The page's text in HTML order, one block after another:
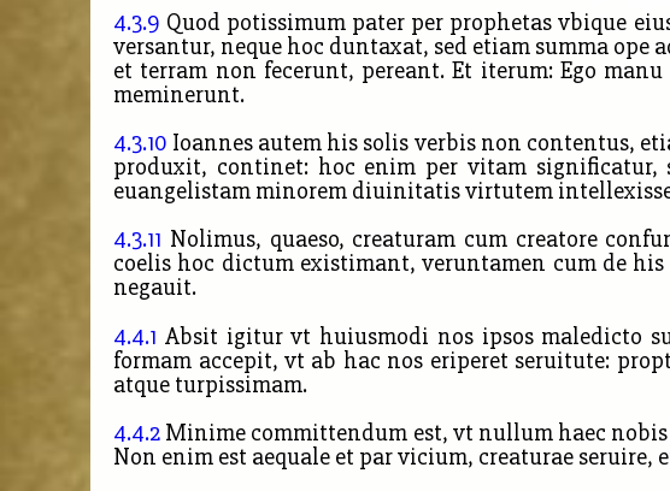
4.3.9 Quod potissimum pater per prophetas vbique
versantur, neque hoc duntaxat, sed etiam summa
et terram non fecerunt, pereant. Et iterum: Ego
meminerunt.
4.3.10 Ioannes autem his solis verbis non contentus,
produxit, continet: hoc enim per vitam
euangelistam minorem diuinitatis virtutem
4.3.11 Nolimus, quaeso, creaturam cum creatore
coelis hoc dictum existimant, veruntamen cum de
negauit.
4.4.1 Absit igitur vt huiusmodi nos ipsos maledicto
formam accepit, vt ab hac nos eriperet seruitute:
atque turpissimam.
4.4.2 Minime committendum est, vt nullum haec
Non enim est aequale et par vicium, creaturae